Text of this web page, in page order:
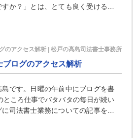
か？」とは、とても良く受ける質
のアクセス解析 | 松戸の高島司法書士事務所
ブログのアクセス解析
です。日曜の午前中にブログを書
ところ仕事でバタバタの毎日が続い
司法書士業務についての記事をジ